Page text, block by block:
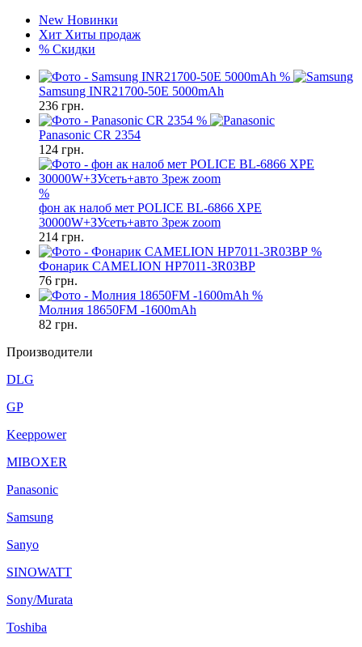
New Новинки
Хит Хиты продаж
% Скидки
%
Samsung INR21700-50E 5000mAh
236 грн.
%
Panasonic CR 2354
124 грн.
%
фон ак налоб мет POLICE BL-6866 XPE
30000W+ЗУсеть+авто 3реж zoom
214 грн.
%
Фонарик CAMELION HP7011-3R03BP
76 грн.
%
Молния 18650FM -1600mAh
82 грн.
Производители
DLG
GP
Keeppower
MIBOXER
Panasonic
Samsung
Sanyo
SINOWATT
Sony/Murata
Toshiba